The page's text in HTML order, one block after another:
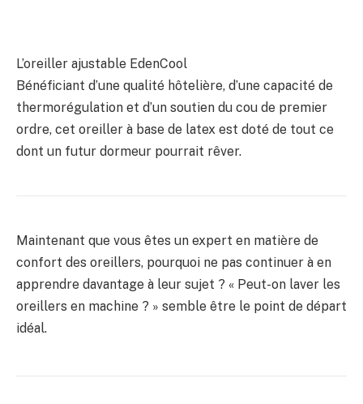
L’oreiller ajustable EdenCool
Bénéficiant d’une qualité hôtelière, d’une capacité de
thermorégulation et d’un soutien du cou de premier
ordre, cet oreiller à base de latex est doté de tout ce
dont un futur dormeur pourrait rêver.
Maintenant que vous êtes un expert en matière de
confort des oreillers, pourquoi ne pas continuer à en
apprendre davantage à leur sujet ? « Peut-on laver les
oreillers en machine ? » semble être le point de départ
idéal.